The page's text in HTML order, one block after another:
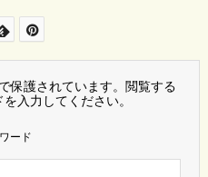
保護されています。閲覧する
入力してください。
ード